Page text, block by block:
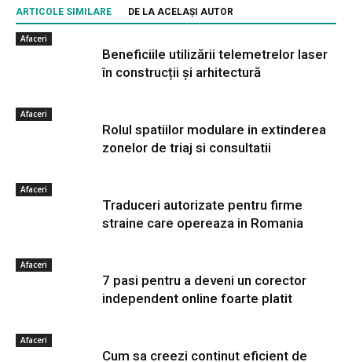
ARTICOLE SIMILARE DE LA ACELAȘI AUTOR
Afaceri
Beneficiile utilizării telemetrelor laser
în construcții și arhitectură
Afaceri
Rolul spatiilor modulare in extinderea
zonelor de triaj si consultatii
Afaceri
Traduceri autorizate pentru firme
straine care opereaza in Romania
Afaceri
7 pasi pentru a deveni un corector
independent online foarte platit
Afaceri
Cum sa creezi continut eficient de